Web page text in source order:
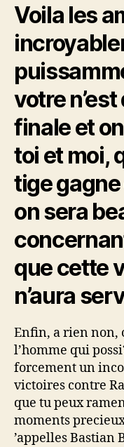
Voila les
votre
finale et
toi et moi,
tige
on sera
que cette
n’aura
Enfin, a rien non,
l’homme qui
forcement un
victoires contre
que tu peux
moments
’appelles Bastian